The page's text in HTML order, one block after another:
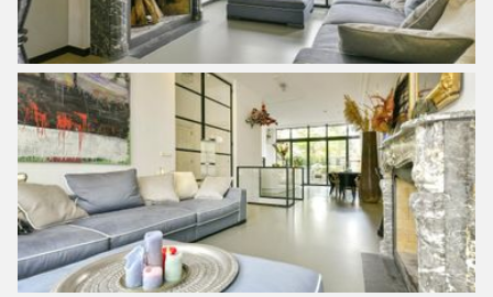
omgeving is tevens veel keuze als het gaat om cafés en
restaurants. Denk aan: Gent aan de Schinkel, Stadscafé van
Mechelen, SLA en de Vondeltuin. Voor sport en ontspanning
kun je terecht in het Vondelpark en het Amsterdamse Bos
ligt op slechts een kwartiertje fietsen.
In de buurt zijn diverse basisscholen en
kinderopvanggelegenheden gevestigd en ook het nieuwe
gebouw van The British School of Amsterdam ligt dichtbij.
Bereikbaarheid